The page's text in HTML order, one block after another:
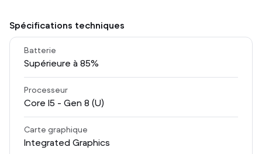
Spécifications techniques
Batterie
Supérieure à 85%
Processeur
Core I5 - Gen 8 (U)
Carte graphique
Integrated Graphics